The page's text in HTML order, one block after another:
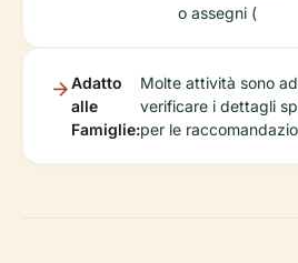
o assegni (
Adatto
alle
Famiglie:
Molte attività sono
verificare i dettagli
per le